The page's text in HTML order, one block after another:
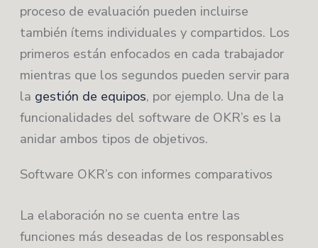
proceso de evaluación pueden incluirse
también ítems individuales y compartidos. Los
primeros están enfocados en cada trabajador
mientras que los segundos pueden servir para
la gestión de equipos, por ejemplo. Una de la
funcionalidades del software de OKR’s es la
anidar ambos tipos de objetivos.
Software OKR’s con informes comparativos
La elaboración no se cuenta entre las
funciones más deseadas de los responsables